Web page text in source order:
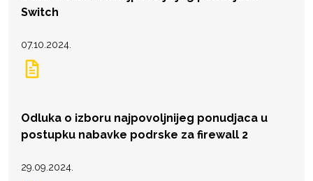
Switch
07.10.2024.
Odluka o izboru najpovoljnijeg ponudjaca u
postupku nabavke podrske za firewall 2
29.09.2024.